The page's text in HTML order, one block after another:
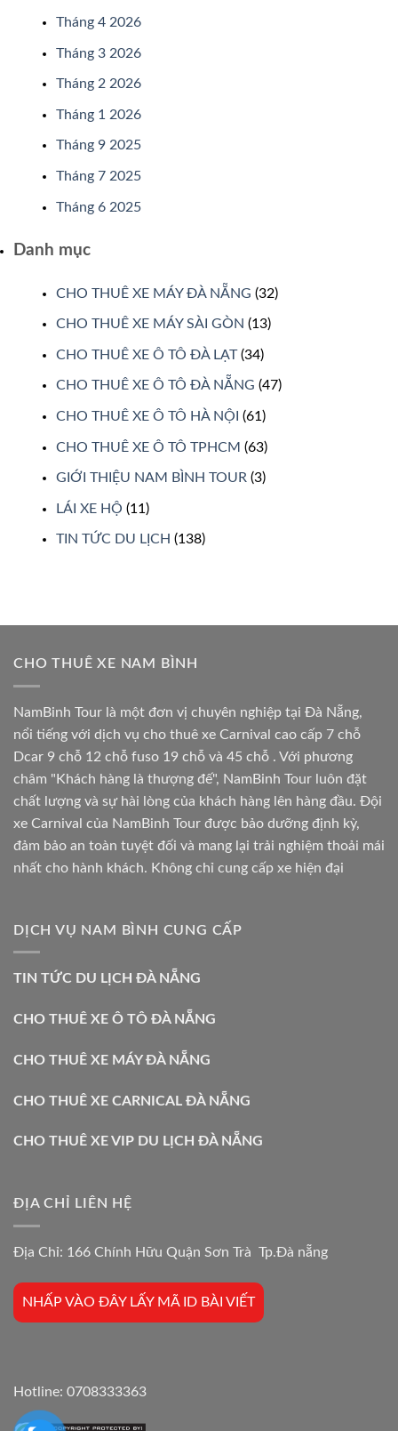
Tháng 4 2026
Tháng 3 2026
Tháng 2 2026
Tháng 1 2026
Tháng 9 2025
Tháng 7 2025
Tháng 6 2025
Danh mục
CHO THUÊ XE MÁY ĐÀ NẴNG (32)
CHO THUÊ XE MÁY SÀI GÒN (13)
CHO THUÊ XE Ô TÔ ĐÀ LẠT(34)
CHO THUÊ XE Ô TÔ ĐÀ NẴNG (47)
CHO THUÊ XE Ô TÔ HÀ NỘI (61)
CHO THUÊ XE Ô TÔ TPHCM (63)
GIỚI THIỆU NAM BÌNH TOUR (3)
LÁI XE HỘ (11)
TIN TỨC DU LỊCH (138)
CHO THUÊ XE NAM BÌNH
NamBinh Tour là một đơn vị chuyên nghiệp tại Đà Nẵng,
nổi tiếng với dịch vụ cho thuê xe Carnival cao cấp 7 chỗ
Dcar 9 chỗ 12 chỗ fuso 19 chỗ và 45 chỗ . Với phương
châm "Khách hàng là thượng đế", NamBinh Tour luôn đặt
chất lượng và sự hài lòng của khách hàng lên hàng đầu. Đội
xe Carnival của NamBinh Tour được bảo dưỡng định kỳ,
đảm bảo an toàn tuyệt đối và mang lại trải nghiệm thoải mái
nhất cho hành khách. Không chỉ cung cấp xe hiện đại
DỊCH VỤ NAM BÌNH CUNG CẤP
TIN TỨC DU LỊCH ĐÀ NẴNG
CHO THUÊ XE Ô TÔ ĐÀ NẴNG
CHO THUÊ XE MÁY ĐÀ NẴNG
CHO THUÊ XE CARNICAL ĐÀ NẴNG
CHO THUÊ XE VIP DU LỊCH ĐÀ NẴNG
ĐỊA CHỈ LIÊN HỆ
Địa Chỉ: 166 Chính Hữu Quận Sơn Trà Tp.Đà nẵng
NHẤP VÀO ĐÂY LẤY MÃ ID BÀI VIẾT
Hotline: 0708333363